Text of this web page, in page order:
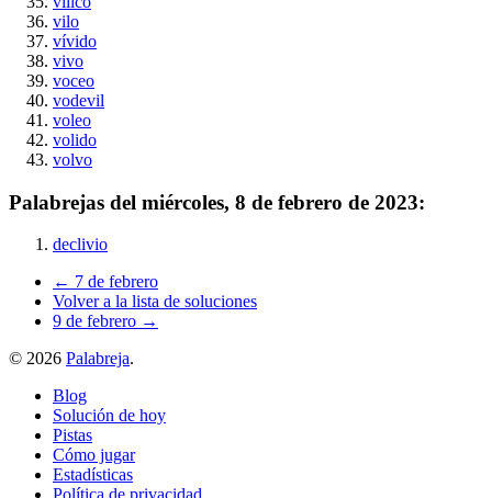
vilo
vívido
vivo
voceo
vodevil
voleo
volido
volvo
Palabrejas del miércoles, 8 de febrero de 2023:
declivio
← 7 de febrero
Volver a la lista de soluciones
9 de febrero →
© 2026 Palabreja.
Blog
Solución de hoy
Pistas
Cómo jugar
Estadísticas